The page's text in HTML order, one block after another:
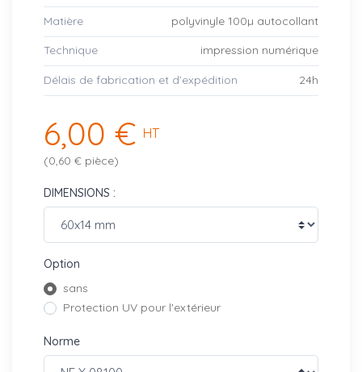
Matière polyvinyle 100µ autocollant
Technique impression numérique
Délais de fabrication et d’expédition 24h
6,00 € HT
(0,60 € pièce)
DIMENSIONS :
Option
sans
Protection UV pour l'extérieur
Norme